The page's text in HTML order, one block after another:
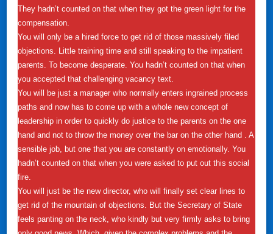
They hadn’t counted on that when they got the green light for the
compensation.
You will only be a hired force to get rid of those massively filed
objections. Little training time and still speaking to the impatient
parents. To become desperate. You hadn’t counted on that when
you accepted that challenging vacancy text.
You will be just a manager who normally enters ingrained process
paths and now has to come up with a whole new concept of
leadership in order to quickly do justice to the parents on the one
hand and not to throw the money over the bar on the other hand . A
sensible job, but one that you are constantly on emotionally. You
hadn’t counted on that when you were asked to put out this social
fire.
You will just be the new director, who will finally set clear lines to
get rid of the mountain of objections. But the Secretary of State
feels panting on the neck, who kindly but very firmly asks to bring